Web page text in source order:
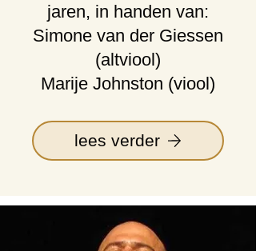
jaren, in handen van:
Simone van der Giessen
(altviool)
Marije Johnston (viool)
lees verder